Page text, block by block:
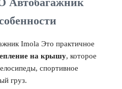
Imola Это практичное
на крышу, которое
спортивное
груз.